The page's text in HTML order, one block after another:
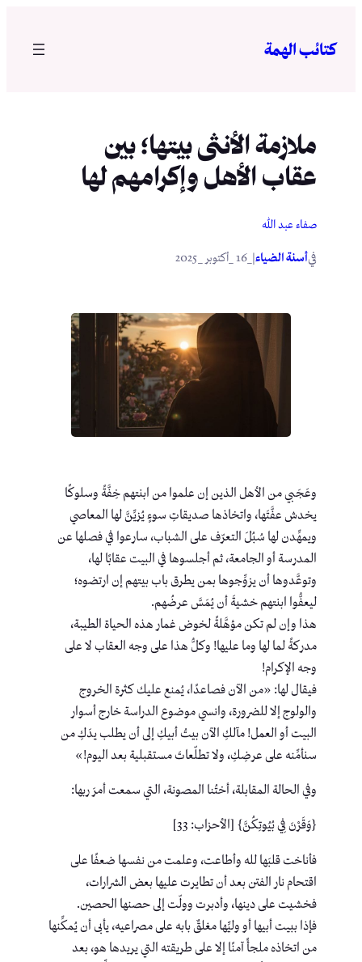
المحتوى
كتائب الهمة
ملازمة الأنثى بيتها؛ بين
عقاب الأهل وإكرامهم لها
صفاء عبد الله
فيأسنة الضياء
وعَجَبي من الأهل الذين إن علموا من ابنتهم خِفَّةً وسلوكًا
يخدش عفَّتَها، واتخاذها صديقاتِ سوءٍ يُزيِّنَّ لها المعاصي
ويمهِّدن لها سُبُلَ التعرّف على الشباب، سارعوا في فصلها عن
المدرسة أو الجامعة، ثم أجلسوها في البيت عقابًا لها،
وتوعَّدوها أن يزوِّجوها بمن يطرق باب بيتهم إن ارتضوه؛
ليعفُّوا ابنتهم خشيةَ أن يُمَسَّ عرضُهم.
هذا وإن لم تكن مؤهَّلةً لخوض غمار هذه الحياة الطيبة،
مدركةً لما لها وما عليها! وكلُّ هذا على وجه العقاب لا على
وجه الإكرام!
فيقال لها: «من الآن فصاعدًا، يُمنع عليك كثرة الخروج
والولوج إلا للضرورة، وانسي موضوع الدراسة خارج أسوار
البيت أو العمل! مآلكِ الآن بيتُ أبيكِ إلى أن يطلب يدَكِ من
سنأمِّنه على عرضِكِ، ولا تطلّعاتَ مستقبلية بعد اليوم!»
وفي الحالة المقابلة، أختُنا المصونة، التي سمعت أمرَ ربها:
{وَقَرْنَ فِي بُيُوتِكُنَّ} [الأحزاب: 33]
فأناخت قلبَها لله وأطاعت، وعلمت من نفسها ضعفًا على
اقتحام نار الفتن بعد أن تطايرت عليها بعض الشرارات،
فخشيت على دينها، وأدبرت وولّت إلى حصنها الحصين.
فإذا ببيت أبيها أو وليِّها مغلقٌ بابه على مصراعيه، يأبى أن يُمكِّنها
من اتخاذه ملجأً آمنًا إلا على طريقته التي يريدها هو، بعد